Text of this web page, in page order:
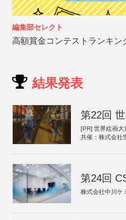
編集部セレクト
高額賞金コンテストランキン
結果発表
第22回
[PR] 世界絵画大
共催：株式会社
第24回
株式会社中川ケ